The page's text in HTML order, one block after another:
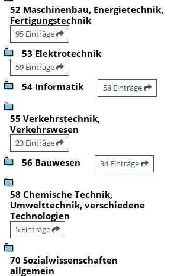
52 Maschinenbau, Energietechnik,
Fertigungstechnik
95 Einträge
53 Elektrotechnik
59 Einträge
54 Informatik 58 Einträge
55 Verkehrstechnik,
Verkehrswesen
23 Einträge
56 Bauwesen 34 Einträge
58 Chemische Technik,
Umwelttechnik, verschiedene
Technologien
5 Einträge
70 Sozialwissenschaften
allgemein